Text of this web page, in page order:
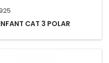
CAT 3 POLAR